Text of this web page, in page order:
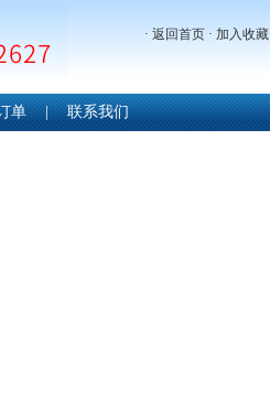
· 返回首页 · 加入收藏
单 | 联系我们